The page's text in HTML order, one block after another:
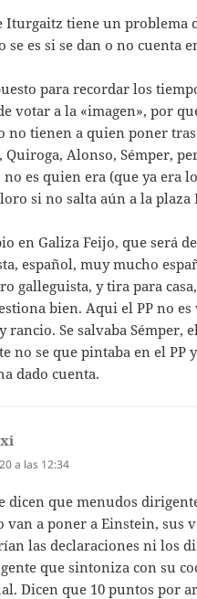
Iturgaitz tiene un problema
se es si se dan o no cuenta
para recordar los
votar a la «imagen», por
no tienen a quien poner
Quiroga, Alonso, Sémper,
es quien era (que ya era
si no salta aún a la plaza
en Galiza Feijo, que será
español, muy mucho
galleguista, y tira para
bien. Aqui el PP no es
rancio. Se salvaba Sémper,
no se que pintaba en el PP
dado cuenta.
a las 12:34
dicen que menudos
van a poner a Einstein, sus
las declaraciones ni los
que sintoniza con su
Dicen que 10 puntos por